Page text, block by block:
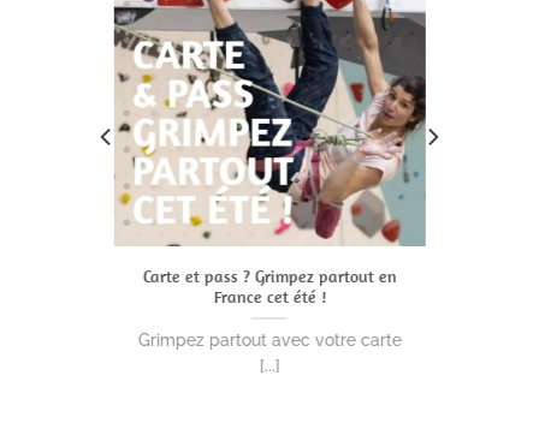
Carte et pass ? Grimpez partout en
France cet été !
Grimpez partout avec votre carte
[...]